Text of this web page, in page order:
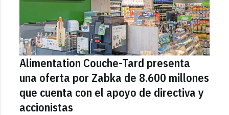
Alimentation Couche-Tard presenta
una oferta por Zabka de 8.600 millones
que cuenta con el apoyo de directiva y
accionistas